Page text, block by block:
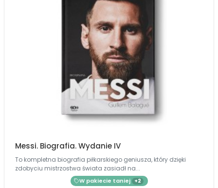
Messi. Biografia. Wydanie IV
To kompletna biografia piłkarskiego geniusza, który dzięki
zdobyciu mistrzostwa świata zasiadł na...
W pakiecie taniej +2